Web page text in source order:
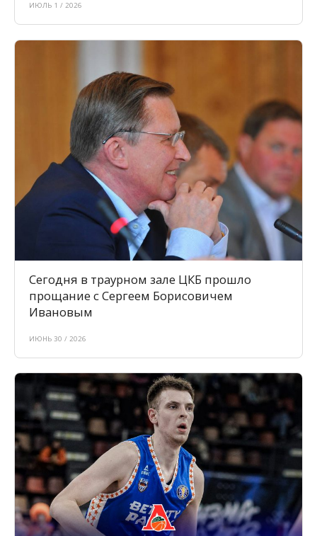
ИЮЛЬ 1 / 2026
Сегодня в траурном зале ЦКБ прошло
прощание с Сергеем Борисовичем
Ивановым
ИЮНЬ 30 / 2026